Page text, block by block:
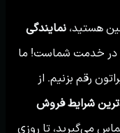
هستید، نمایندگی
در خدمت شماست! ما
رقم بزنیم. از
شرایط فروش
می‌گیرید، تا روزی